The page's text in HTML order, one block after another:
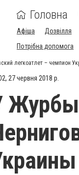
Головна
Афіша Дозвілля
Потрібна допомога
легкоатлет – чемпион
27 червня 2018 р.
Журбы